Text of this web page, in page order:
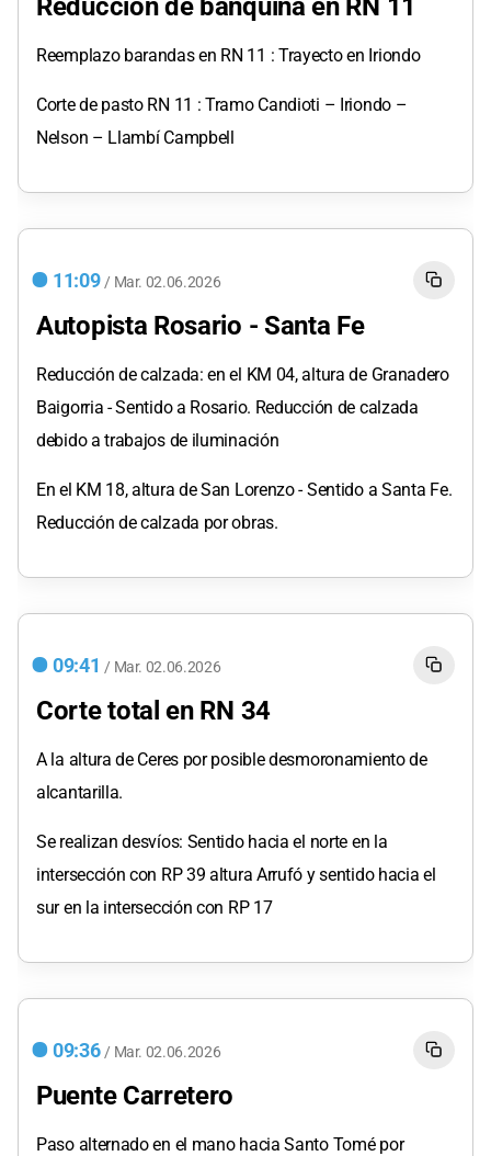
Reemplazo barandas en RN 11 : Trayecto en Iriondo
Corte de pasto RN 11 : Tramo Candioti – Iriondo –
Nelson – Llambí Campbell
11:09 / Mar. 02.06.2026
Autopista Rosario - Santa Fe
Reducción de calzada: en el KM 04, altura de Granadero
Baigorria - Sentido a Rosario. Reducción de calzada
debido a trabajos de iluminación
En el KM 18, altura de San Lorenzo - Sentido a Santa Fe.
Reducción de calzada por obras.
09:41 / Mar. 02.06.2026
Corte total en RN 34
A la altura de Ceres por posible desmoronamiento de
alcantarilla.
Se realizan desvíos: Sentido hacia el norte en la
intersección con RP 39 altura Arrufó y sentido hacia el
sur en la intersección con RP 17
09:36 / Mar. 02.06.2026
Puente Carretero
Paso alternado en el mano hacia Santo Tomé por